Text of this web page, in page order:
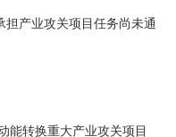
担产业攻关项目任务尚未通
能转换重大产业攻关项目